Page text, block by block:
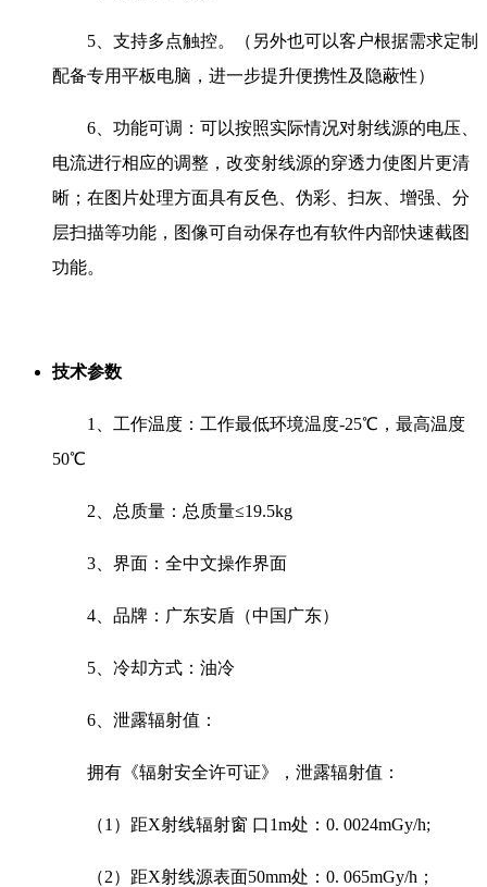
5、支持多点触控。（另外也可以客户根据需求定制
配备专用平板电脑，进一步提升便携性及隐蔽性）
6、功能可调：可以按照实际情况对射线源的电压、
电流进行相应的调整，改变射线源的穿透力使图片更清
晰；在图片处理方面具有反色、伪彩、扫灰、增强、分
层扫描等功能，图像可自动保存也有软件内部快速截图
功能。
技术参数
1、工作温度：工作最低环境温度-25℃，最高温度
50℃
2、总质量：总质量≤19.5kg
3、界面：全中文操作界面
4、品牌：广东安盾（中国广东）
5、冷却方式：油冷
6、泄露辐射值：
拥有《辐射安全许可证》，泄露辐射值：
（1）距X射线辐射窗 口1m处：0. 0024mGy/h;
（2）距X射线源表面50mm处：0. 065mGy/h；